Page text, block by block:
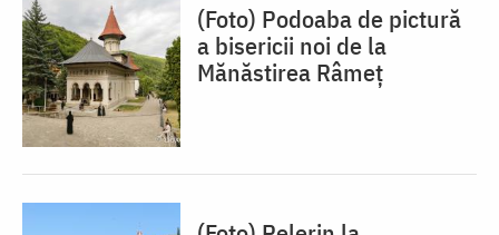
(Foto) Podoaba de pictură
a bisericii noi de la
Mănăstirea Râmeț